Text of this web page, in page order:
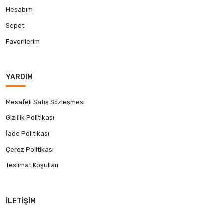
Hesabım
Sepet
Favorilerim
YARDIM
Mesafeli Satış Sözleşmesi
Gizlilik Politikası
İade Politikası
Çerez Politikası
Teslimat Koşulları
İLETIŞIM